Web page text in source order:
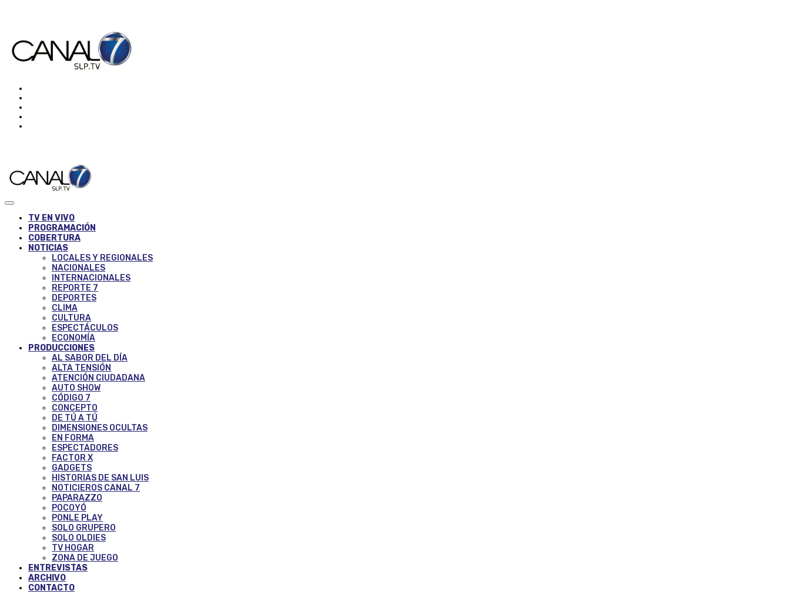
TV EN VIVO
PROGRAMACIÓN
COBERTURA
NOTICIAS
LOCALES Y REGIONALES
NACIONALES
INTERNACIONALES
REPORTE 7
DEPORTES
CLIMA
CULTURA
ESPECTÁCULOS
ECONOMÍA
PRODUCCIONES
AL SABOR DEL DÍA
ALTA TENSIÓN
ATENCIÓN CIUDADANA
AUTO SHOW
CÓDIGO 7
CONCEPTO
DE TÚ A TÚ
DIMENSIONES OCULTAS
EN FORMA
ESPECTADORES
FACTOR X
GADGETS
HISTORIAS DE SAN LUIS
NOTICIEROS CANAL 7
PAPARAZZO
POCOYÓ
PONLE PLAY
SOLO GRUPERO
SOLO OLDIES
TV HOGAR
ZONA DE JUEGO
ENTREVISTAS
ARCHIVO
CONTACTO